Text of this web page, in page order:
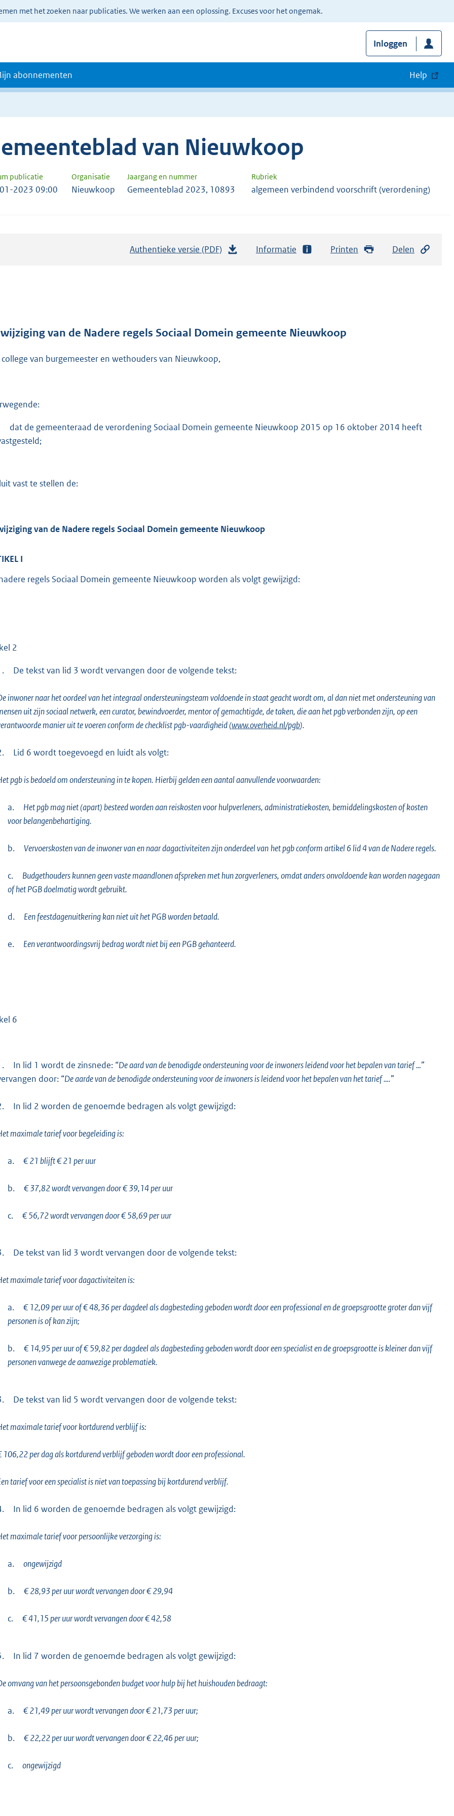
met het zoeken naar publicaties. We werken aan een oplossing. Excuses voor het ongemak.
Inloggen
abonnementen Help
van Nieuwkoop
publicatie Organisatie Jaargang en nummer Rubriek
2023 09:00 Nieuwkoop Gemeenteblad 2023, 10893 algemeen verbindend voorschrift (verordening)
Authentieke versie (PDF)
d
t
Informatie Printen Delen
van de Nadere regels Sociaal Domein gemeente Nieuwkoop
van burgemeester en wethouders van Nieuwkoop,
dat de gemeenteraad de verordening Sociaal Domein gemeente Nieuwkoop 2015 op 16 oktober 2014 heeft
vast te stellen de:
van de Nadere regels Sociaal Domein gemeente Nieuwkoop
I
regels Sociaal Domein gemeente Nieuwkoop worden als volgt gewijzigd:
2
De tekst van lid 3 wordt vervangen door de volgende tekst:
inwoner naar het oordeel van het integraal ondersteuningsteam voldoende in staat geacht wordt om, al dan niet met ondersteuning van
uit zijn sociaal netwerk, een curator, bewindvoerder, mentor of gemachtigde, de taken, die aan het pgb verbonden zijn, op een
manier uit te voeren conform de checklist pgb-vaardigheid (www.overheid.nl/pgb).
Lid 6 wordt toegevoegd en luidt als volgt:
pgb is bedoeld om ondersteuning in te kopen. Hierbij gelden een aantal aanvullende voorwaarden:
a.
Het pgb mag niet (apart) besteed worden aan reiskosten voor hulpverleners, administratiekosten, bemiddelingskosten of kosten
voor belangenbehartiging.
b. Vervoerskosten van de inwoner van en naar dagactiviteiten zijn onderdeel van het pgb conform artikel 6 lid 4 van de Nadere regels.
c.
Budgethouders kunnen geen vaste maandlonen afspreken met hun zorgverleners, omdat anders onvoldoende kan worden nagegaan
of het PGB doelmatig wordt gebruikt.
d. Een feestdagenuitkering kan niet uit het PGB worden betaald.
e. Een verantwoordingsvrij bedrag wordt niet bij een PGB gehanteerd.
6
In lid 1 wordt de zinsnede: “De aard van de benodigde ondersteuning voor de inwoners leidend voor het bepalen van tarief …”
door: “De aarde van de benodigde ondersteuning voor de inwoners is leidend voor het bepalen van het tarief ….”
In lid 2 worden de genoemde bedragen als volgt gewijzigd:
maximale tarief voor begeleiding is:
a. € 21 blijft € 21 per uur
b. € 37,82 wordt vervangen door € 39,14 per uur
c. € 56,72 wordt vervangen door € 58,69 per uur
De tekst van lid 3 wordt vervangen door de volgende tekst:
maximale tarief voor dagactiviteiten is:
a.
€ 12,09 per uur of € 48,36 per dagdeel als dagbesteding geboden wordt door een professional en de groepsgrootte groter dan vijf
personen is of kan zijn;
b.
€ 14,95 per uur of € 59,82 per dagdeel als dagbesteding geboden wordt door een specialist en de groepsgrootte is kleiner dan vijf
personen vanwege de aanwezige problematiek.
De tekst van lid 5 wordt vervangen door de volgende tekst:
maximale tarief voor kortdurend verblijf is:
106,22 per dag als kortdurend verblijf geboden wordt door een professional.
tarief voor een specialist is niet van toepassing bij kortdurend verblijf.
In lid 6 worden de genoemde bedragen als volgt gewijzigd:
maximale tarief voor persoonlijke verzorging is:
a. ongewijzigd
b. € 28,93 per uur wordt vervangen door € 29,94
c. € 41,15 per uur wordt vervangen door € 42,58
In lid 7 worden de genoemde bedragen als volgt gewijzigd:
omvang van het persoonsgebonden budget voor hulp bij het huishouden bedraagt:
a. € 21,49 per uur wordt vervangen door € 21,73 per uur;
b. € 22,22 per uur wordt vervangen door € 22,46 per uur;
c. ongewijzigd